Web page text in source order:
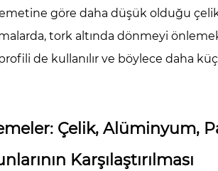
göre daha düşük olduğu
tork altında dönmeyi önlemek
de kullanılır ve böylece daha
Çelik, Alüminyum,
Karşılaştırılması